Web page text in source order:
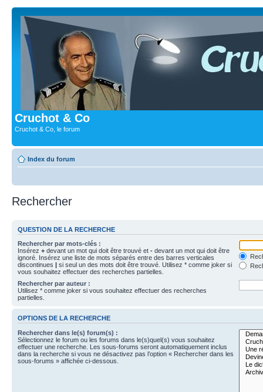
Cruchot & Co
Cruchot & Co, le forum
Index du forum
Rechercher
QUESTION DE LA RECHERCHE
Rechercher par mots-clés :
Insérez + devant un mot qui doit être trouvé et - devant un mot qui doit être
ignoré. Insérez une liste de mots séparés entre des barres verticales
discontinues | si seul un des mots doit être trouvé. Utilisez * comme joker si
vous souhaitez effectuer des recherches partielles.
Rechercher par auteur :
Utilisez * comme joker si vous souhaitez effectuer des recherches
partielles.
OPTIONS DE LA RECHERCHE
Rechercher dans le(s) forum(s) :
Sélectionnez le forum ou les forums dans le(s)quel(s) vous souhaitez
effectuer une recherche. Les sous-forums seront automatiquement inclus
dans la recherche si vous ne désactivez pas l’option « Rechercher dans les
sous-forums » affichée ci-dessous.